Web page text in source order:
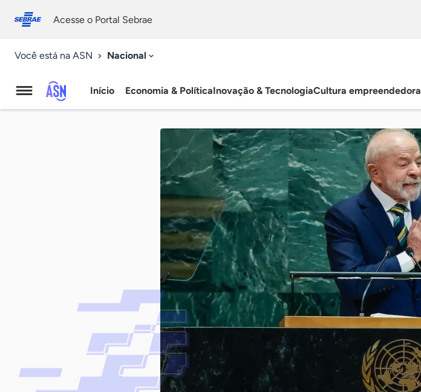
conosco
Acesse o Portal Sebrae
Você está na ASN Nacional
Agência
Início Economia & PolíticaInovação & TecnologiaCultura empreendedora